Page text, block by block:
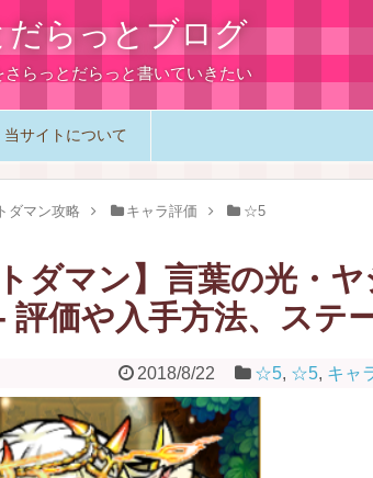
だらっとブログ
さらっとだらっと書いていきたい
当サイトについて
ダマン攻略 キャラ評価 ☆5
トダマン】言葉の光・
- 評価や入手方法、ステ
2018/8/22 ☆5, ☆5, キャ